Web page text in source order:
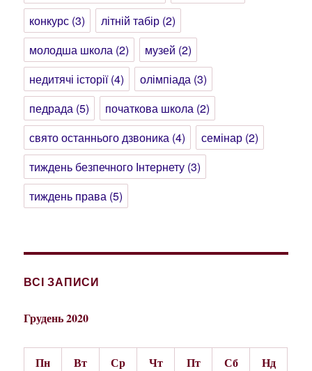
конкурс (3) літній табір (2)
молодша школа (2) музей (2)
недитячі історії(4) олімпіада (3)
педрада (5) початкова школа (2)
свято останнього дзвоника (4) семінар (2)
тиждень безпечного Інтернету (3)
тиждень права (5)
ВСІ ЗАПИСИ
Грудень 2020
Пн Вт Ср Чт Пт Сб
Нд